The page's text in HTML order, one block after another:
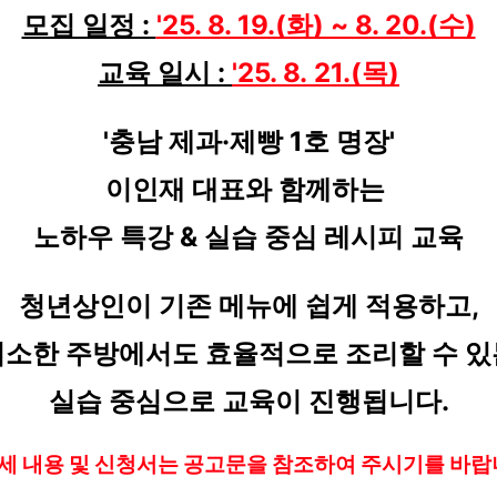
모집 일정 : '25. 8. 19.(화) ~ 8. 20.(수)
교육 일시 : '25. 8. 21.(목)
'충남 제과·제빵 1호 명장'
이인재 대표와 함께하는
노하우 특강 & 실습 중심 레시피 교육
청년상인이 기존 메뉴에 쉽게 적용하고,
한 주방에서도 효율적으로 조리할 수
실습 중심으로 교육이 진행됩니다.
내용 및 신청서는 공고문을 참조하여 주시기를 바